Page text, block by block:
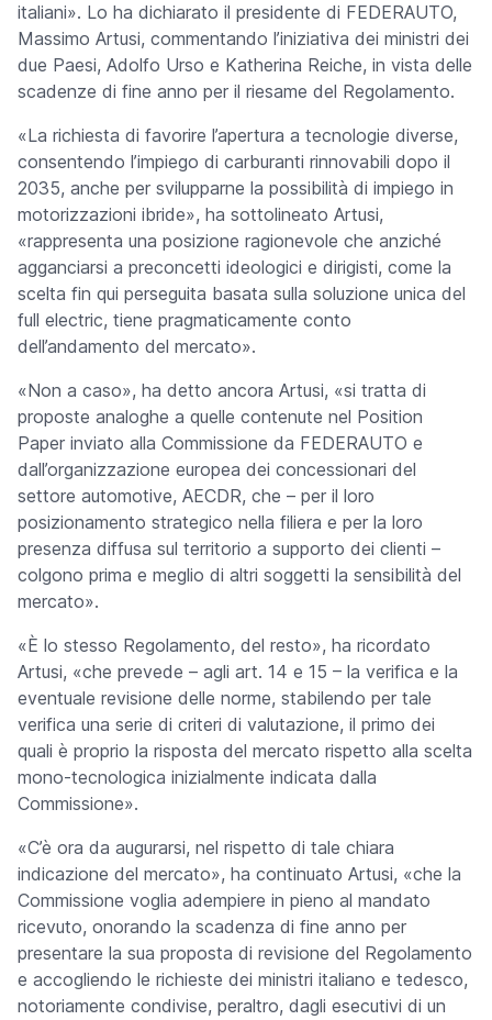
italiani». Lo ha dichiarato il presidente di FEDERAUTO,
Massimo Artusi, commentando l’iniziativa dei ministri dei
due Paesi, Adolfo Urso e Katherina Reiche, in vista delle
scadenze di fine anno per il riesame del Regolamento.
«La richiesta di favorire l’apertura a tecnologie diverse,
consentendo l’impiego di carburanti rinnovabili dopo il
2035, anche per svilupparne la possibilità di impiego in
motorizzazioni ibride», ha sottolineato Artusi,
«rappresenta una posizione ragionevole che anziché
agganciarsi a preconcetti ideologici e dirigisti, come la
scelta fin qui perseguita basata sulla soluzione unica del
full electric, tiene pragmaticamente conto
dell’andamento del mercato».
«Non a caso», ha detto ancora Artusi, «si tratta di
proposte analoghe a quelle contenute nel Position
Paper inviato alla Commissione da FEDERAUTO e
dall’organizzazione europea dei concessionari del
settore automotive, AECDR, che – per il loro
posizionamento strategico nella filiera e per la loro
presenza diffusa sul territorio a supporto dei clienti –
colgono prima e meglio di altri soggetti la sensibilità del
mercato».
«È lo stesso Regolamento, del resto», ha ricordato
Artusi, «che prevede – agli art. 14 e 15 – la verifica e la
eventuale revisione delle norme, stabilendo per tale
verifica una serie di criteri di valutazione, il primo dei
quali è proprio la risposta del mercato rispetto alla scelta
mono-tecnologica inizialmente indicata dalla
Commissione».
«C’è ora da augurarsi, nel rispetto di tale chiara
indicazione del mercato», ha continuato Artusi, «che la
Commissione voglia adempiere in pieno al mandato
ricevuto, onorando la scadenza di fine anno per
presentare la sua proposta di revisione del Regolamento
e accogliendo le richieste dei ministri italiano e tedesco,
notoriamente condivise, peraltro, dagli esecutivi di un